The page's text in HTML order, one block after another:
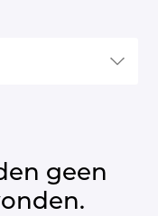
geen